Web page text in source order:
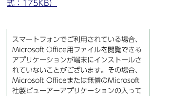
式：175KB）
スマートフォンでご利用されている場合、
Microsoft Office用ファイルを閲覧できる
アプリケーションが端末にインストールさ
れていないことがございます。その場合、
Microsoft Officeまたは無償のMicrosoft
社製ビューアーアプリケーションの入って